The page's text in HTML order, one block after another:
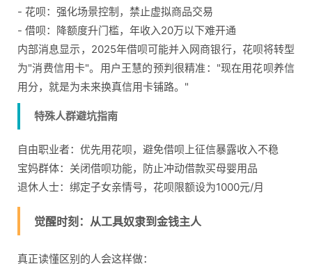
- 花呗：强化场景控制，禁止虚拟商品交易
- 借呗：降额度升门槛，年收入20万以下难开通
内部消息显示，2025年借呗可能并入网商银行，花呗将转型
为"消费信用卡"。用户王慧的预判很精准："现在用花呗养信
用分，就是为未来换真信用卡铺路。"
特殊人群避坑指南
自由职业者：优先用花呗，避免借呗上征信暴露收入不稳
宝妈群体：关闭借呗功能，防止冲动借款买母婴用品
退休人士：绑定子女亲情号，花呗限额设为1000元/月
觉醒时刻：从工具奴隶到金钱主人
真正读懂区别的人会这样做：